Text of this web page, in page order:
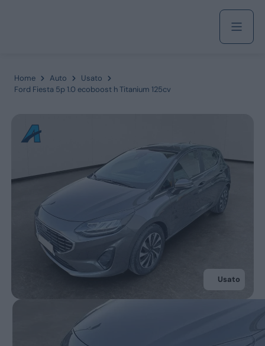
Servizi
Marchi
Fiat
Jeep
Home Auto
Usato
Ford Fiesta 5p 1.0 ecoboost h Titanium 125cv
Usato